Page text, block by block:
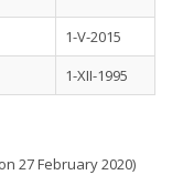
1-V-2015
1-XII-1995
27 February 2020)